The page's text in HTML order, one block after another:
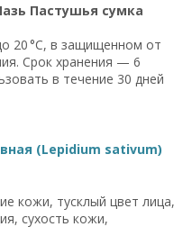
Пастушья сумка
20 °C, в защищенном от
Срок хранения — 6
в течение 30 дней
(Lepidium sativum)
кожи, тусклый цвет лица,
сухость кожи,